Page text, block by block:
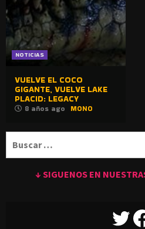
NOTICIAS
VUELVE EL COCO
GIGANTE, VUELVE LAKE
PLACID: LEGACY
8 años ago MONO
↓ SIGUENOS EN
TWITTER